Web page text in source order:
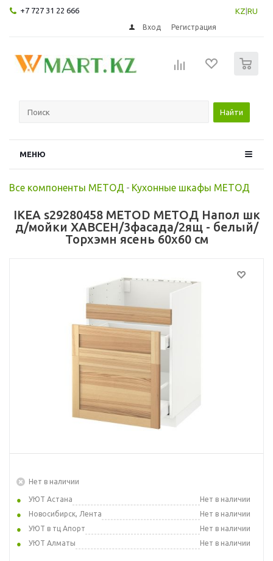
+7 727 31 22 666 KZ RU
Вход Регистрация
Найти
МЕНЮ
Все компоненты МЕТОД - Кухонные шкафы МЕТОД
IKEA s29280458 METOD МЕТОД Напол шк
д/мойки ХАВСЕН/3фасада/2ящ - белый/
Торхэмн ясень 60x60 см
Нет в наличии
УЮТ Астана
Нет в наличии
Новосибирск, Лента
Нет в наличии
УЮТ в тц Апорт
Нет в наличии
УЮТ Алматы
Нет в наличии